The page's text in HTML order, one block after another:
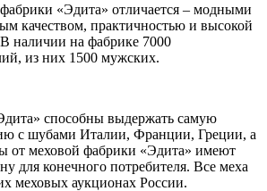
«Эдита» отличается – модными
качеством, практичностью и высокой
наличии на фабрике 7000
из них 1500 мужских.
способны выдержать самую
с шубами Италии, Франции, Греции, а
от меховой фабрики «Эдита» имеют
для конечного потребителя. Все меха
меховых аукционах России.